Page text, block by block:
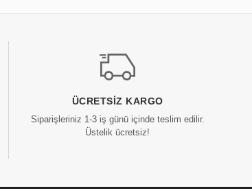
ÜCRETSIZ KARGO
Siparişleriniz 1-3 iş günü içinde teslim edilir.
Üstelik ücretsiz!